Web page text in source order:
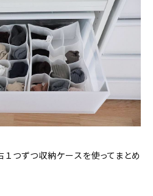
つずつ収納ケースを使ってまとめ